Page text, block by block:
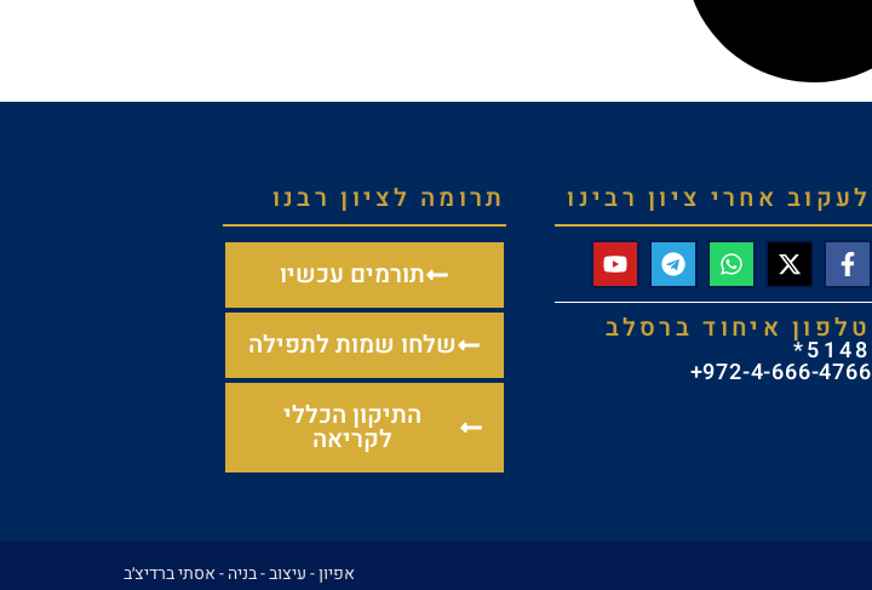
לעקוב אחרי ציון רבינו
טלפון איחוד ברסלב
5148*
972-4-666-4766+
תרומה לציון רבנו
תורמים עכשיו
שלחו שמות לתפילה
התיקון הכללי
לקריאה
אפיון - עיצוב - בניה -אסתי ברדיצ׳ב